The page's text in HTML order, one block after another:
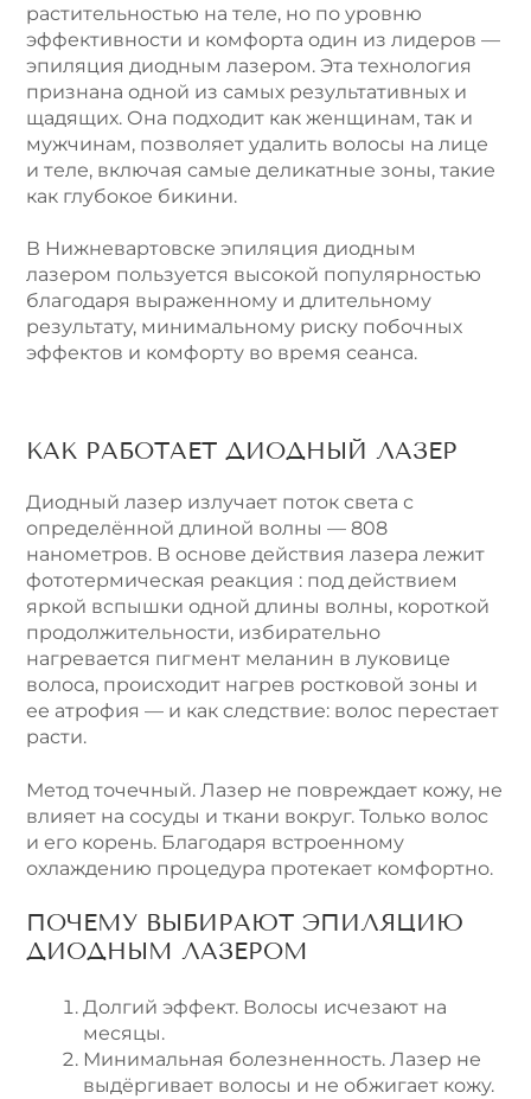
растительностью на теле, но по уровню
эффективности и комфорта один из лидеров —
эпиляция диодным лазером. Эта технология
признана одной из самых результативных и
щадящих. Она подходит как женщинам, так и
мужчинам, позволяет удалить волосы на лице
и теле, включая самые деликатные зоны, такие
как глубокое бикини.
В Нижневартовске эпиляция диодным
лазером пользуется высокой популярностью
благодаря выраженному и длительному
результату, минимальному риску побочных
эффектов и комфорту во время сеанса.
КАК РАБОТАЕТ ДИОДНЫЙ ЛАЗЕР
Диодный лазер излучает поток света с
определённой длиной волны — 808
нанометров. В основе действия лазера лежит
фототермическая реакция : под действием
яркой вспышки одной длины волны, короткой
продолжительности, избирательно
нагревается пигмент меланин в луковице
волоса, происходит нагрев ростковой зоны и
ее атрофия — и как следствие: волос перестает
расти.
Метод точечный. Лазер не повреждает кожу, не
влияет на сосуды и ткани вокруг. Только волос
и его корень. Благодаря встроенному
охлаждению процедура протекает комфортно.
ПОЧЕМУ ВЫБИРАЮТ ЭПИЛЯЦИЮ
ДИОДНЫМ ЛАЗЕРОМ
Долгий эффект. Волосы исчезают на
месяцы.
Минимальная болезненность. Лазер не
выдёргивает волосы и не обжигает кожу.